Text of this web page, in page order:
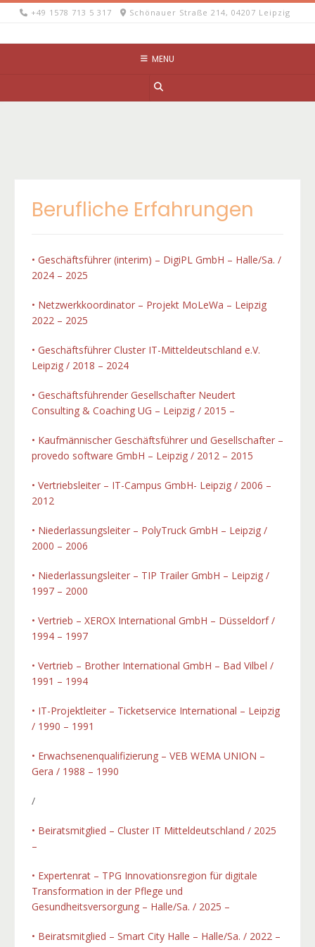
Skip
+49 1578 713 5 317 Schönauer Straße 214, 04207 Leipzig
MENU
Berufliche Erfahrungen
• Geschäftsführer (interim) – DigiPL GmbH – Halle/Sa. /
2024 – 2025
• Netzwerkkoordinator – Projekt MoLeWa – Leipzig
2022 – 2025
• Geschäftsführer Cluster IT-Mitteldeutschland e.V.
Leipzig / 2018 – 2024
• Geschäftsführender Gesellschafter Neudert
Consulting & Coaching UG – Leipzig / 2015 –
• Kaufmännischer Geschäftsführer und Gesellschafter –
provedo software GmbH – Leipzig / 2012 – 2015
• Vertriebsleiter – IT-Campus GmbH- Leipzig / 2006 –
2012
• Niederlassungsleiter – PolyTruck GmbH – Leipzig /
2000 – 2006
• Niederlassungsleiter – TIP Trailer GmbH – Leipzig /
1997 – 2000
• Vertrieb – XEROX International GmbH – Düsseldorf /
1994 – 1997
• Vertrieb – Brother International GmbH – Bad Vilbel /
1991 – 1994
• IT-Projektleiter – Ticketservice International – Leipzig
/ 1990 – 1991
• Erwachsenenqualifizierung – VEB WEMA UNION –
Gera / 1988 – 1990
/
• Beiratsmitglied – Cluster IT Mitteldeutschland / 2025
–
• Expertenrat – TPG Innovationsregion für digitale
Transformation in der Pflege und
Gesundheitsversorgung – Halle/Sa. / 2025 –
• Beiratsmitglied – Smart City Halle – Halle/Sa. / 2022 –